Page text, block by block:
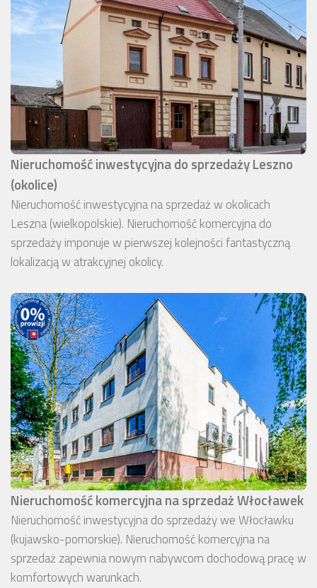
Nieruchomość inwestycyjna do sprzedaży Leszno
(okolice)
Nieruchomość inwestycyjna na sprzedaż w okolicach
Leszna (wielkopolskie). Nieruchomość komercyjna do
sprzedaży imponuje w pierwszej kolejności fantastyczną
lokalizacją w atrakcyjnej okolicy.
Nieruchomość komercyjna na sprzedaż Włocławek
Nieruchomość inwestycyjna do sprzedaży we Włocławku
(kujawsko-pomorskie). Nieruchomość komercyjna na
sprzedaż zapewnia nowym nabywcom dochodową pracę w
komfortowych warunkach.